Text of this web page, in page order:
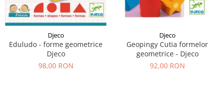
Djeco
Eduludo - forme geometrice
Djeco
98,00 RON
Djeco
Geopingy Cutia formelor
geometrice - Djeco
92,00 RON